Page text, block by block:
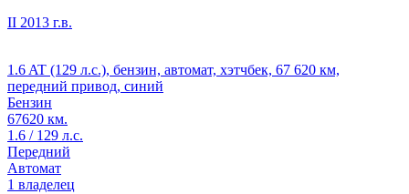
II 2013 г.в.
1.6 AT (129 л.с.), бензин, автомат, хэтчбек, 67 620 км,
передний привод, синий
Бензин
67620 км.
1.6 / 129 л.с.
Передний
Автомат
1 владелец